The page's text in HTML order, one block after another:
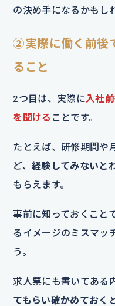
の決め手になるかもし
②実際に働く前後
ること
2つ目は、実際に入社
を聞ける ことです。
たとえば、研修期間や
ど、経験してみないと
もらえます。
事前に知っておくこと
るイメージのミスマッ
う。
求人票にも書いてある
てもらい確かめておく